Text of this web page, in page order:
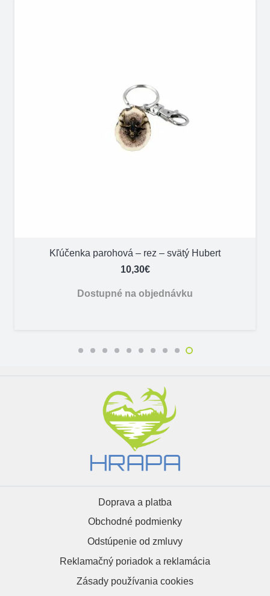
Kľúčenka parohová – rez – svätý Hubert
10,30€
Dostupné na objednávku
Doprava a platba
Obchodné podmienky
Odstúpenie od zmluvy
Reklamačný poriadok a reklamácia
Zásady používania cookies